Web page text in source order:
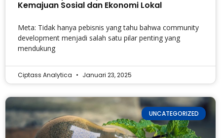
Kemajuan Sosial dan Ekonomi Lokal
Meta: Tidak hanya pebisnis yang tahu bahwa community
development menjadi salah satu pilar penting yang
mendukung
Ciptass Analytica Januari 23, 2025
UNCATEGORIZED